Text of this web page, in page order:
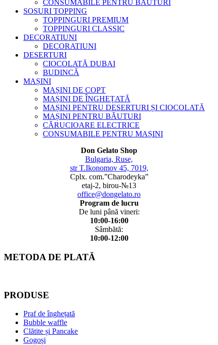
CONSUMABILE PENTRU BĂUTURI
SOSURI TOPPING
TOPPINGURI PREMIUM
TOPPINGURI CLASSIC
DECORATIUNI
DECORATIUNI
DESERTURI
CIOCOLATĂ DUBAI
BUDINCĂ
MAȘINI
MAȘINI DE COPT
MAȘINI DE ÎNGHEȚATĂ
MAȘINI PENTRU DESERTURI ȘI CIOCOLATĂ
MAȘINI PENTRU BĂUTURI
CĂRUCIOARE ELECTRICE
CONSUMABILE PENTRU MAȘINI
Don Gelato Shop
Bulgaria, Ruse,
str T.Ikonomov 45, 7019,
Cplx. com.”Charodeyka”
etaj-2, birou-№13
office@dongelato.ro
Program de lucru
De luni până vineri:
10:00-16:00
Sâmbătă:
10:00-12:00
METODA DE PLATĂ
PRODUSE
Praf de înghețată
Bubble waffle
Clătite și Pancake
Gogoși